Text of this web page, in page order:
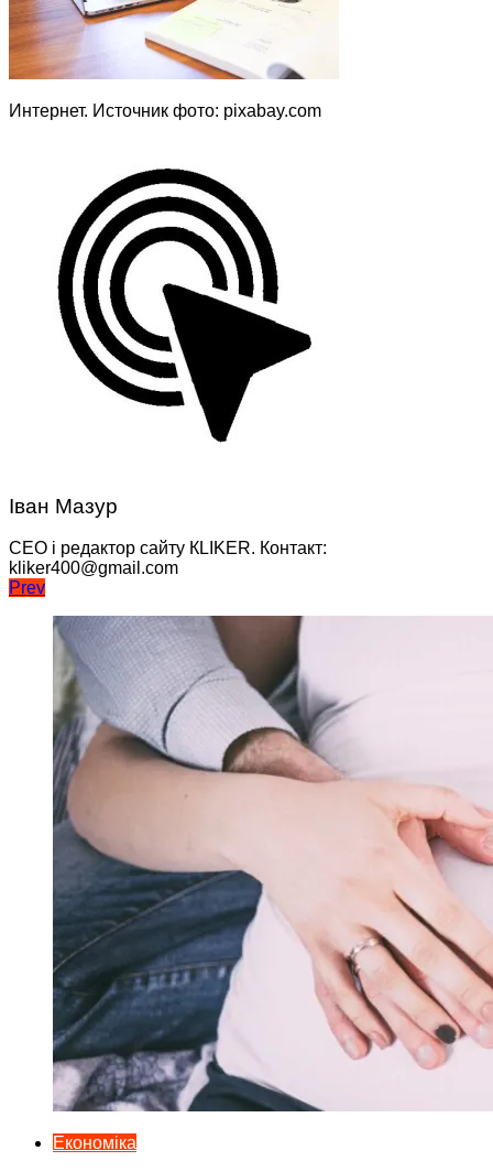
Интернет. Источник фото: pixabay.com
Іван Мазур
CEO і редактор сайту КLIKER. Контакт:
kliker400@gmail.com
Навігація
записів
Prev
Економіка